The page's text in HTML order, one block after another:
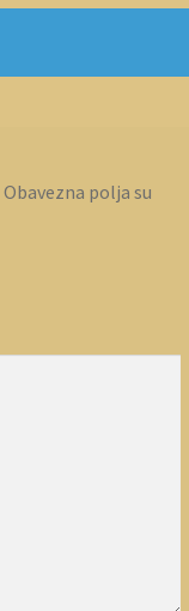
Obavezna polja su